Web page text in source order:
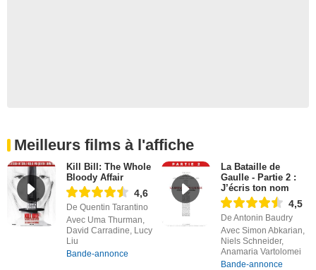
Meilleurs films à l'affiche
Kill Bill: The Whole
Bloody Affair
4,6
De Quentin Tarantino
Avec Uma Thurman,
David Carradine, Lucy
Liu
Bande-annonce
La Bataille de
Gaulle - Partie 2 :
J’écris ton nom
4,5
De Antonin Baudry
Avec Simon Abkarian,
Niels Schneider,
Anamaria Vartolomei
Bande-annonce